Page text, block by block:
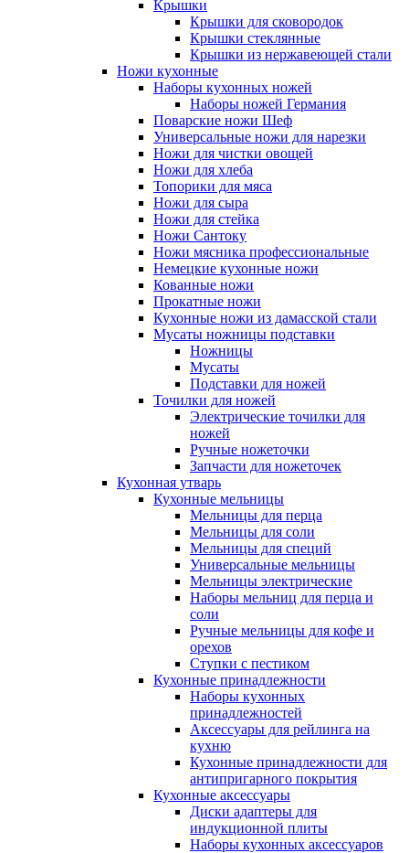
Крышки
Крышки для сковородок
Крышки стеклянные
Крышки из нержавеющей стали
Ножи кухонные
Наборы кухонных ножей
Наборы ножей Германия
Поварские ножи Шеф
Универсальные ножи для нарезки
Ножи для чистки овощей
Ножи для хлеба
Топорики для мяса
Ножи для сыра
Ножи для стейка
Ножи Сантоку
Ножи мясника профессиональные
Немецкие кухонные ножи
Кованные ножи
Прокатные ножи
Кухонные ножи из дамасской стали
Мусаты ножницы подставки
Ножницы
Мусаты
Подставки для ножей
Точилки для ножей
Электрические точилки для
ножей
Ручные ножеточки
Запчасти для ножеточек
Кухонная утварь
Кухонные мельницы
Мельницы для перца
Мельницы для соли
Мельницы для специй
Универсальные мельницы
Мельницы электрические
Наборы мельниц для перца и
соли
Ручные мельницы для кофе и
орехов
Ступки с пестиком
Кухонные принадлежности
Наборы кухонных
принадлежностей
Аксессуары для рейлинга на
кухню
Кухонные принадлежности для
антипригарного покрытия
Кухонные аксессуары
Диски адаптеры для
индукционной плиты
Наборы кухонных аксессуаров